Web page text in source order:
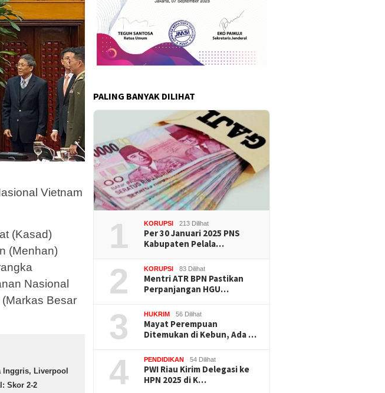
Vietnam
(Kasad)
(Menhan)
Nasional
Besar
Inggris, Liverpool
Skor 2-2
PALING BANYAK DILIHAT
1 KORUPSI 213 Dilihat
Per 30 Januari 2025 PNS
Kabupaten Pelala…
2 KORUPSI 83 Dilihat
Mentri ATR BPN Pastikan
Perpanjangan HGU…
3 HUKRIM 56 Dilihat
Mayat Perempuan
Ditemukan di Kebun, Ada …
4 PENDIDIKAN 54 Dilihat
PWI Riau Kirim Delegasi ke
HPN 2025 di K…